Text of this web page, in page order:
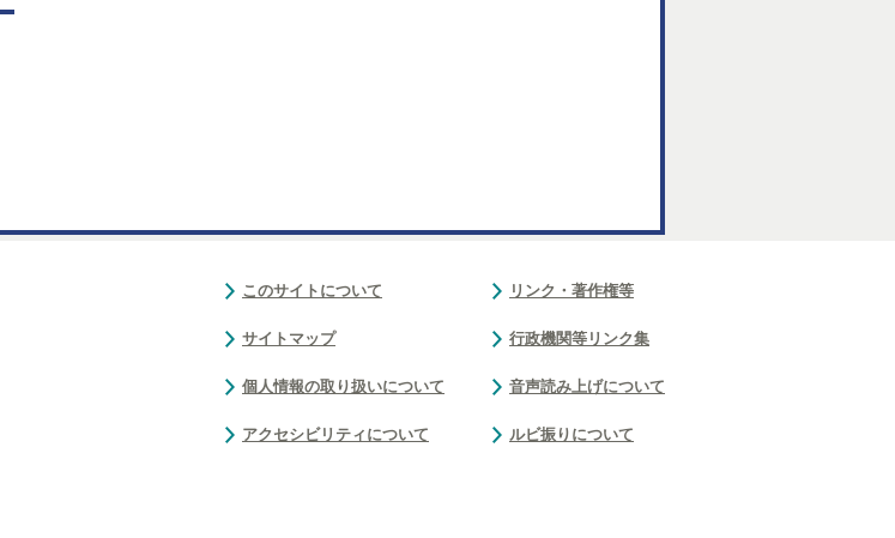
このサイトについて
サイトマップ
個人情報の取り扱いについて
アクセシビリティについて
リンク・著作権等
行政機関等リンク集
音声読み上げについて
ルビ振りについて